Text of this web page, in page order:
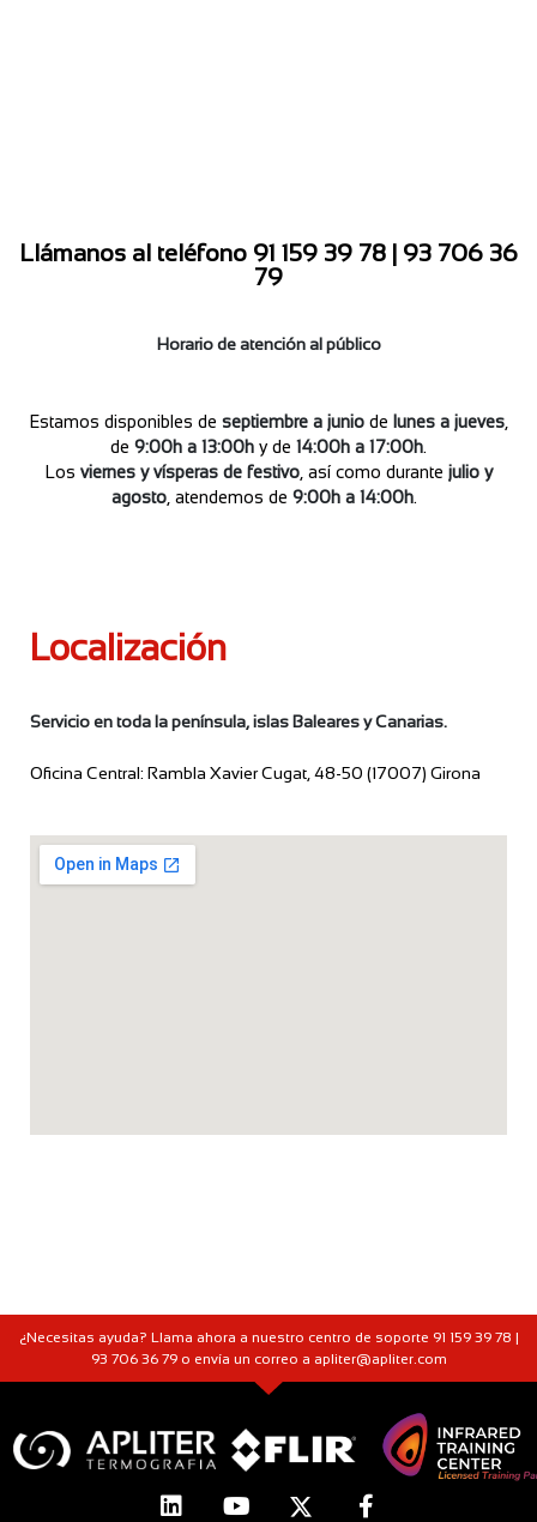
Llámanos al teléfono 91 159 39 78 | 93 706 36
79
Horario de atención al público
Estamos disponibles de septiembre a juniode lunes a jueves,
de 9:00h a 13:00h y de 14:00h a 17:00h.
Los viernes y vísperas de festivo, así como durante julio y
agosto, atendemos de 9:00h a 14:00h.
Localización
Servicio en toda la península, islas Baleares y Canarias.
Oficina Central: Rambla Xavier Cugat, 48-50 (17007) Girona
¿Necesitas ayuda? Llama ahora a nuestro centro de soporte 91 159 39 78 |
93 706 36 79 o envía un correo a apliter@apliter.com